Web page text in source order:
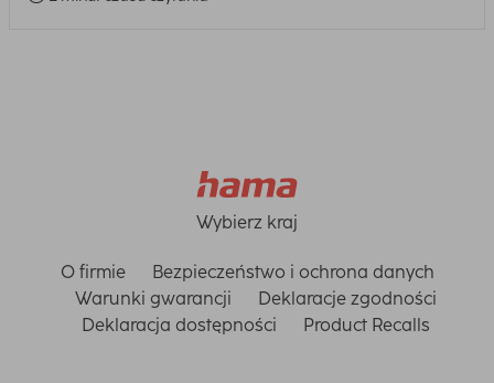
Wybierz kraj
O firmie
Bezpieczeństwo i ochrona danych
Warunki gwarancji
Deklaracje zgodności
Deklaracja dostępności
Product Recalls